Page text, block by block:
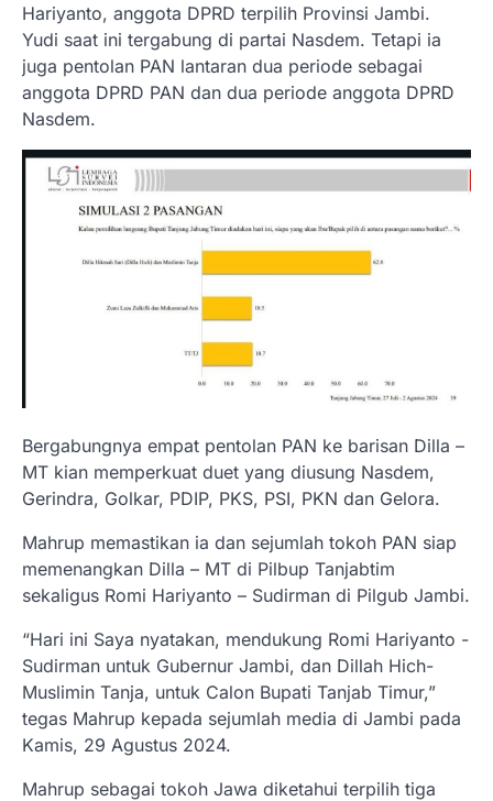
Hariyanto, anggota DPRD terpilih Provinsi Jambi.
Yudi saat ini tergabung di partai Nasdem. Tetapi ia
juga pentolan PAN lantaran dua periode sebagai
anggota DPRD PAN dan dua periode anggota DPRD
Nasdem.
Bergabungnya empat pentolan PAN ke barisan Dilla –
MT kian memperkuat duet yang diusung Nasdem,
Gerindra, Golkar, PDIP, PKS, PSI, PKN dan Gelora.
Mahrup memastikan ia dan sejumlah tokoh PAN siap
memenangkan Dilla – MT di Pilbup Tanjabtim
sekaligus Romi Hariyanto – Sudirman di Pilgub Jambi.
“Hari ini Saya nyatakan, mendukung Romi Hariyanto -
Sudirman untuk Gubernur Jambi, dan Dillah Hich-
Muslimin Tanja, untuk Calon Bupati Tanjab Timur,”
tegas Mahrup kepada sejumlah media di Jambi pada
Kamis, 29 Agustus 2024.
Mahrup sebagai tokoh Jawa diketahui terpilih tiga